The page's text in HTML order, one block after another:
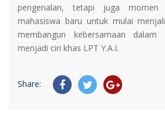
pengenalan, tetapi juga
mahasiswa baru untuk mulai
membangun kebersamaan dalam
menjadi ciri khas LPT Y.A.I.
Share: